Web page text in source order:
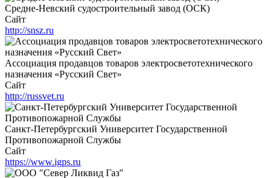
Средне-Невский судостроительный завод (ОСК)
Сайт
http://snsz.ru
Ассоциация продавцов товаров электросветотехнического
назначения «Русский Свет»
Сайт
http://russvet.ru
Санкт-Петербургский Университет Государственной
Противопожарной Службы
Сайт
https://www.igps.ru